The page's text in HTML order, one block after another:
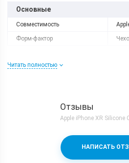
Основные
Совместимость
Форм-фактор
Читать полностью
Отзывы
Apple iPhone XR Silicone
НАПИСАТЬ